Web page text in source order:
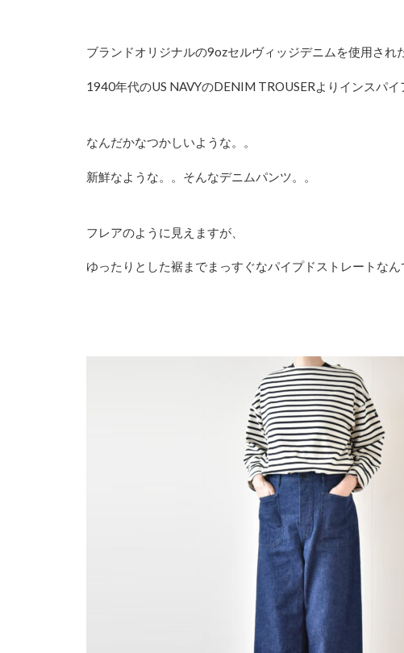
ブランドオリジナルの9ozセルヴィッジデニムを使用され
1940年代のUS NAVYのDENIM TROUSERよりインスパ
なんだかなつかしいような。。
新鮮なような。。そんなデニムパンツ。。
フレアのように見えますが、
ゆったりとした裾までまっすぐなパイプドストレートな